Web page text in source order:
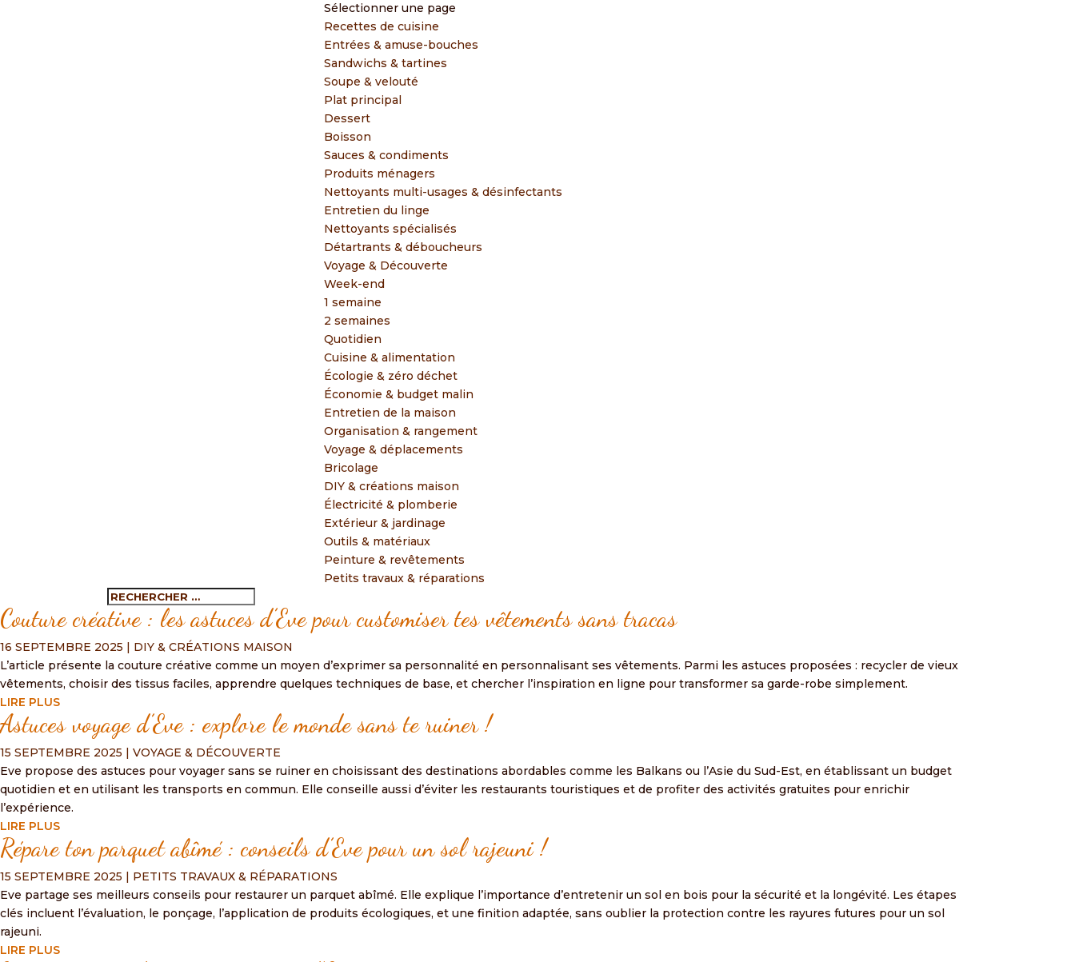
Sélectionner une page
Recettes de cuisine
Entrées & amuse-bouches
Sandwichs & tartines
Soupe & velouté
Plat principal
Dessert
Boisson
Sauces & condiments
Produits ménagers
Nettoyants multi-usages & désinfectants
Entretien du linge
Nettoyants spécialisés
Détartrants & déboucheurs
Voyage & Découverte
Week-end
1 semaine
2 semaines
Quotidien
Cuisine & alimentation
Écologie & zéro déchet
Économie & budget malin
Entretien de la maison
Organisation & rangement
Voyage & déplacements
Bricolage
DIY & créations maison
Électricité & plomberie
Extérieur & jardinage
Outils & matériaux
Peinture & revêtements
Petits travaux & réparations
Couture créative : les astuces d’Eve pour customiser tes vêtements sans tracas
16 SEPTEMBRE 2025 | DIY & CRÉATIONS MAISON
L’article présente la couture créative comme un moyen d’exprimer sa personnalité en personnalisant ses vêtements. Parmi les astuces proposées : recycler de vieux
vêtements, choisir des tissus faciles, apprendre quelques techniques de base, et chercher l’inspiration en ligne pour transformer sa garde-robe simplement.
LIRE PLUS
Astuces voyage d’Eve : explore le monde sans te ruiner !
15 SEPTEMBRE 2025 | VOYAGE & DÉCOUVERTE
Eve propose des astuces pour voyager sans se ruiner en choisissant des destinations abordables comme les Balkans ou l’Asie du Sud-Est, en établissant un budget
quotidien et en utilisant les transports en commun. Elle conseille aussi d’éviter les restaurants touristiques et de profiter des activités gratuites pour enrichir
l’expérience.
LIRE PLUS
Répare ton parquet abîmé : conseils d’Eve pour un sol rajeuni !
15 SEPTEMBRE 2025 | PETITS TRAVAUX & RÉPARATIONS
Eve partage ses meilleurs conseils pour restaurer un parquet abîmé. Elle explique l’importance d’entretenir un sol en bois pour la sécurité et la longévité. Les étapes
clés incluent l’évaluation, le ponçage, l’application de produits écologiques, et une finition adaptée, sans oublier la protection contre les rayures futures pour un sol
rajeuni.
LIRE PLUS